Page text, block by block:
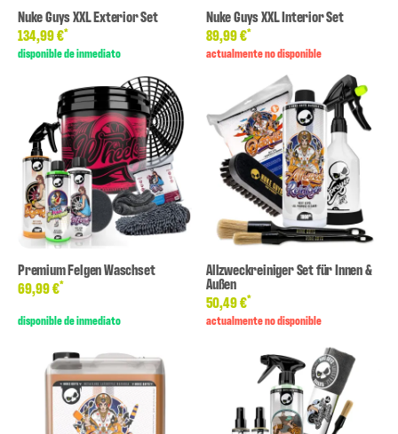
Nuke Guys XXL Exterior Set
134,99 €*
disponible de inmediato
Nuke Guys XXL Interior Set
89,99 €*
actualmente no disponible
Premium Felgen Waschset
69,99 €*
disponible de inmediato
Allzweckreiniger Set für Innen &
Außen
50,49 €*
actualmente no disponible